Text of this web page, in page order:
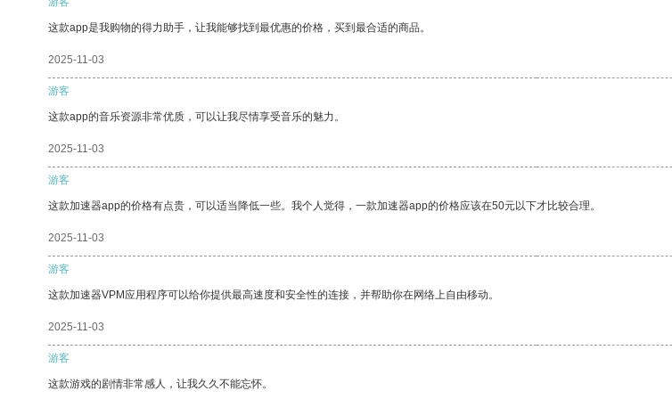
这款app是我购物的得力助手，让我能够找到最优惠的价格，买到最合适的商品。
2025-11-03
游客
这款app的音乐资源非常优质，可以让我尽情享受音乐的魅力。
2025-11-03
游客
这款加速器app的价格有点贵，可以适当降低一些。我个人觉得，一款加速器app的价格应该在50元以下才比较合理。
2025-11-03
游客
这款加速器VPM应用程序可以给你提供最高速度和安全性的连接，并帮助你在网络上自由移动。
2025-11-03
游客
这款游戏的剧情非常感人，让我久久不能忘怀。